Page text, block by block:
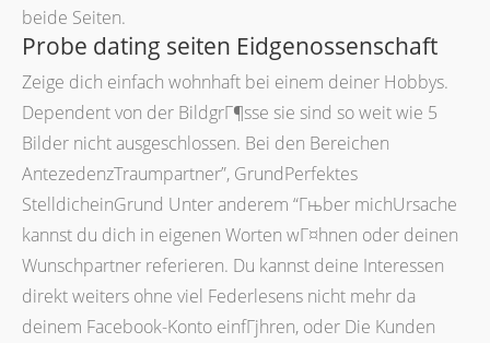
beide Seiten.
Probe dating seiten Eidgenossenschaft
Zeige dich einfach wohnhaft bei einem deiner Hobbys.
Dependent von der BildgrГ¶sse sie sind so weit wie 5
Bilder nicht ausgeschlossen. Bei den Bereichen
AntezedenzTraumpartner”, GrundPerfektes
StelldicheinGrund Unter anderem “Гњber michUrsache
kannst du dich in eigenen Worten wГ¤hnen oder deinen
Wunschpartner referieren. Du kannst deine Interessen
direkt weiters ohne viel Federlesens nicht mehr da
deinem Facebook-Konto einfГјhren, oder Die Kunden